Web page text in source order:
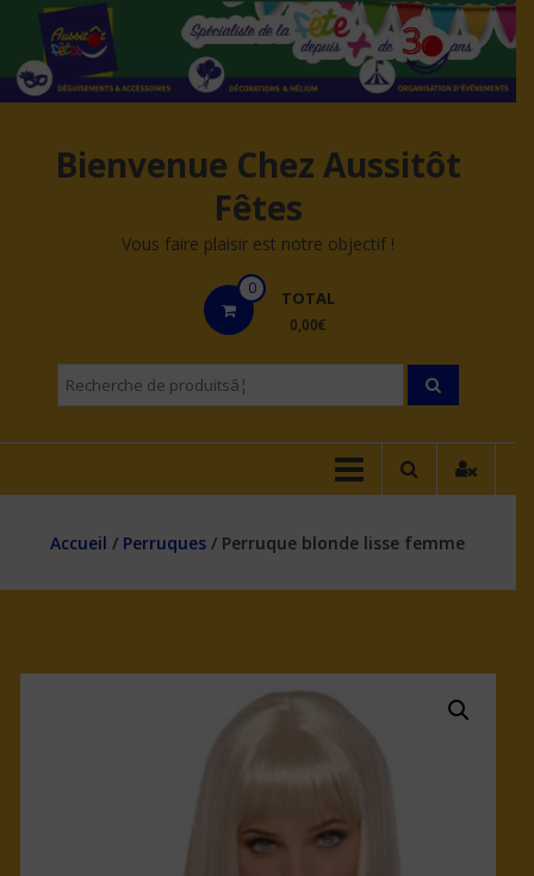
contenu
Bienvenue Chez Aussitôt
Fêtes
Vous faire plaisir est notre objectif !
0 TOTAL
0,00€
Recherche
pourÂ :
Accueil / Perruques / Perruque blonde lisse femme